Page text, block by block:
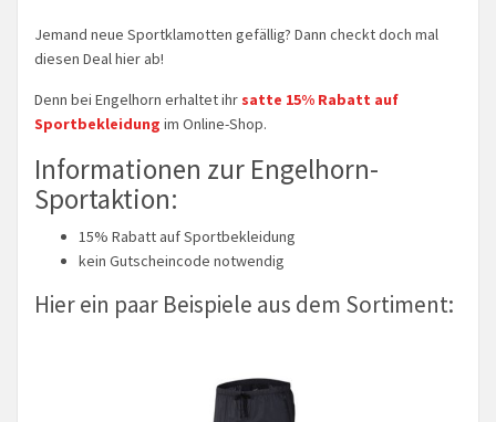
Jemand neue Sportklamotten gefällig? Dann checkt doch mal
diesen Deal hier ab!
Denn bei Engelhorn erhaltet ihr satte 15% Rabatt auf
Sportbekleidung im Online-Shop.
Informationen zur Engelhorn-
Sportaktion:
15% Rabatt auf Sportbekleidung
kein Gutscheincode notwendig
Hier ein paar Beispiele aus dem Sortiment: